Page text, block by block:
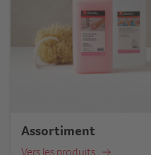
Assortiment
Vers les produits